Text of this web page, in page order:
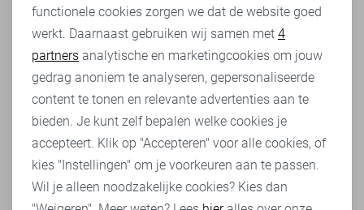
Analytische cookies
Marketing cookies
functionele cookies zorgen we dat de website goed
werkt. Daarnaast gebruiken wij samen met 4
partners analytische en marketingcookies om jouw
gedrag anoniem te analyseren, gepersonaliseerde
content te tonen en relevante advertenties aan te
bieden. Je kunt zelf bepalen welke cookies je
accepteert. Klik op "Accepteren" voor alle cookies, of
kies "Instellingen" om je voorkeuren aan te passen.
Wil je alleen noodzakelijke cookies? Kies dan